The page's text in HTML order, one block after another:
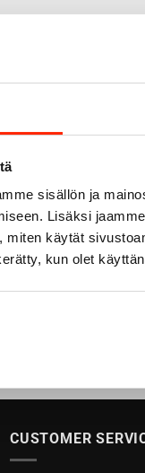
sisällön ja
Lisäksi
miten käytät
kun olet
CUSTOMER